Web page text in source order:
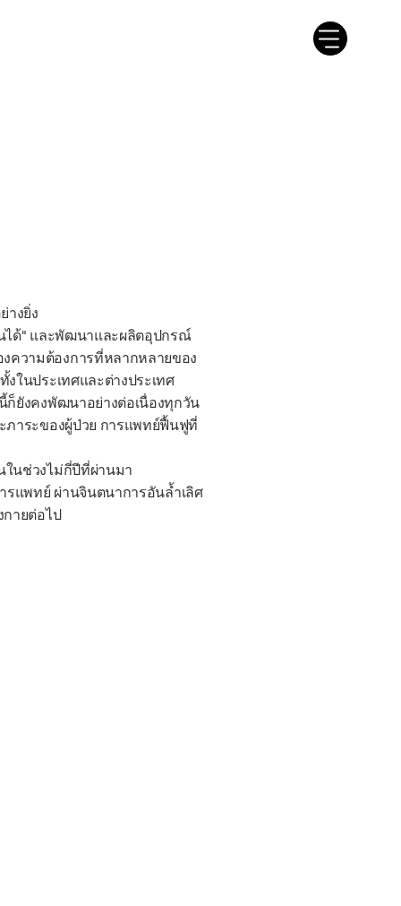
างยิ่ง
ได้" และพัฒนาและผลิตอุปกรณ์
ความต้องการที่หลากหลายของ
ในประเทศและต่างประเทศ
ก็ยังคงพัฒนาอย่างต่อเนื่องทุกวัน
ภาระของผู้ป่วย การแพทย์ฟื้นฟูที่
ในช่วงไม่กี่ปีที่ผ่านมา
แพทย์ ผ่านจินตนาการอันล้ำเลิศ
ายต่อไป